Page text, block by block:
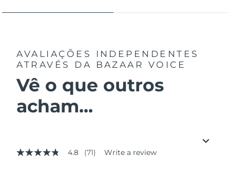
AVALIAÇÕES INDEPENDENTES
ATRAVÉS DA BAZAAR VOICE
Vê o que outros
acham...
4.8
4.8 (71) Write a review